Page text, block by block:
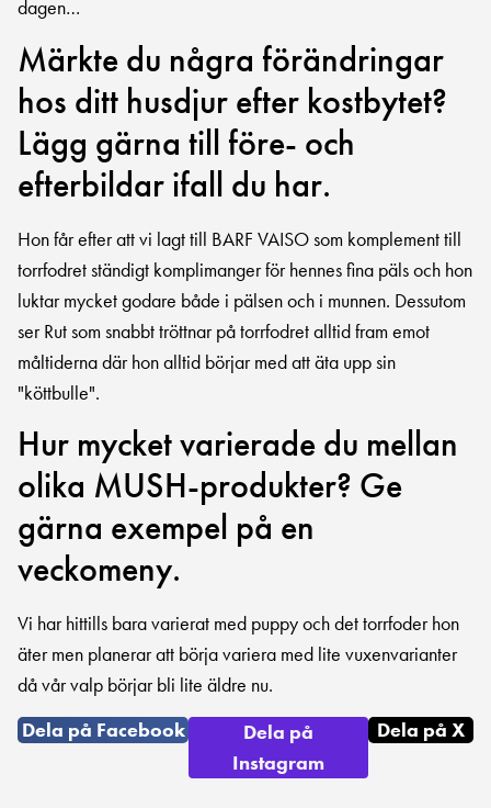
dagen…
Märkte du några förändringar
hos ditt husdjur efter kostbytet?
Lägg gärna till före- och
efterbildar ifall du har.
Hon får efter att vi lagt till BARF VAISO som komplement till
torrfodret ständigt komplimanger för hennes fina päls och hon
luktar mycket godare både i pälsen och i munnen. Dessutom
ser Rut som snabbt tröttnar på torrfodret alltid fram emot
måltiderna där hon alltid börjar med att äta upp sin
"köttbulle".
Hur mycket varierade du mellan
olika MUSH-produkter? Ge
gärna exempel på en
veckomeny.
Vi har hittills bara varierat med puppy och det torrfoder hon
äter men planerar att börja variera med lite vuxenvarianter
då vår valp börjar bli lite äldre nu.
Dela på Facebook
Dela på
Instagram
Dela på X